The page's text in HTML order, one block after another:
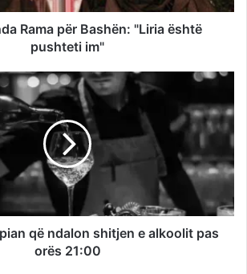
Rama për Bashën: "Liria është
pushteti im"
që ndalon shitjen e alkoolit pas
orës 21:00